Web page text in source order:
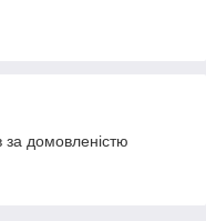
домовленістю